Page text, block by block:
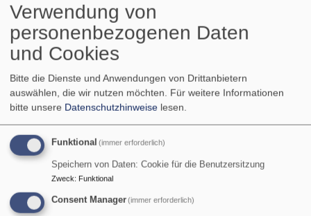
So, 9.8. 9 Uhr
Gottesdienst
RiedheimAmbrosiuskirche Riedheim
Verwendung von
personenbezogenen Daten
und Cookies
Bitte die Dienste und Anwendungen von Drittanbietern
auswählen, die wir nutzen möchten. Für weitere Informationen
bitte unsere Datenschutzhinweise lesen.
Funktional (immer erforderlich)
Speichern von Daten: Cookie für die Benutzersitzung
Zweck: Funktional
Consent Manager(immer erforderlich)